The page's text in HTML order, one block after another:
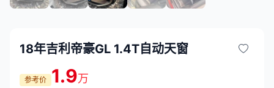
18年吉利帝豪GL 1.4T自动天窗
参考价 1.9万